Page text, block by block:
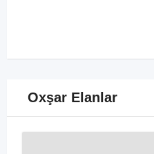
Oxşar Elanlar